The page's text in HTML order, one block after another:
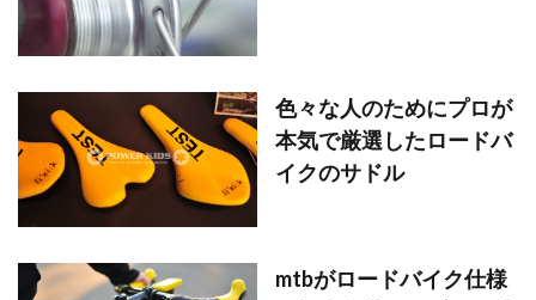
色々な人のためにプロが
本気で厳選したロードバ
イクのサドル
mtbがロードバイク仕様